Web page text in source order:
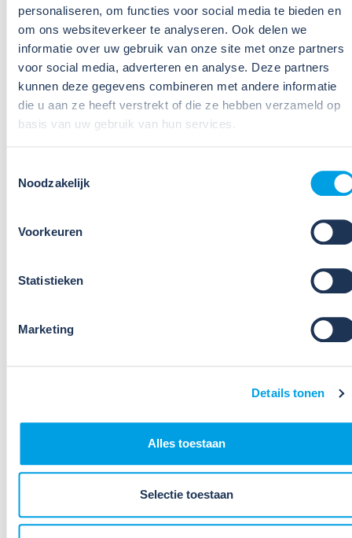
personaliseren, om functies voor social media te bieden en
om ons websiteverkeer te analyseren. Ook delen we
informatie over uw gebruik van onze site met onze partners
voor social media, adverteren en analyse. Deze partners
kunnen deze gegevens combineren met andere informatie
die u aan ze heeft verstrekt of die ze hebben verzameld op
basis van uw gebruik van hun services.
Noodzakelijk
Voorkeuren
Statistieken
Marketing
Details tonen
Alles toestaan
Selectie toestaan
Meer nieuws
Jul
VIB of WIK? Wat heb je nodig om
Veiligheidsinformatiebladen (VIB's) of mini-VIB's
beschikbaar voor de gevaarlijke stoffen waarmee zij
Lees verder